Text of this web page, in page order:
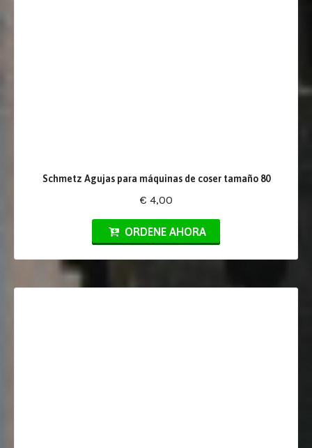
Schmetz Agujas para máquinas de coser tamaño 80
€ 4,00
ORDENE AHORA